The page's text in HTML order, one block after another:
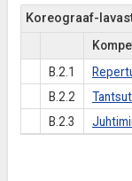
Koreograaf-
B.2.1
B.2.2
B.2.3